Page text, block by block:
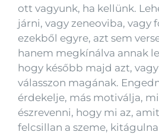
ott vagyunk, ha kellünk.
járni, vagy zeneoviba, vagy
ezekből egyre, azt sem
hanem megkínálva annak
hogy később majd azt,
válasszon magának.
érdekelje, más motiválja,
észrevenni, hogy mi az,
felcsillan a szeme,